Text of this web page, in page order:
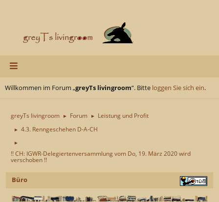
Willkommen im Forum „greyTs livingroom“. Bitte loggen Sie sich ein.
greyTs livingroom ► Forum ► Leistung und Profit
► 4.3. Renngeschehen D-A-CH
►
!! CH: IGWR-Delegiertenversammlung vom Do, 19. März 2020 wird
verschoben !!
Büro